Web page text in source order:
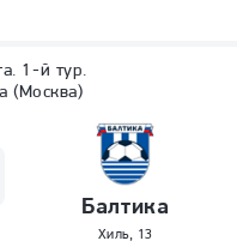
1-й тур.
(Москва)
Балтика
Хиль, 13